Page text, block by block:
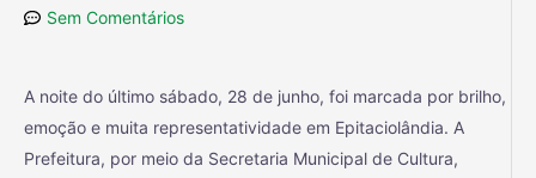
Sem Comentários
A noite do último sábado, 28 de junho, foi marcada por brilho,
emoção e muita representatividade em Epitaciolândia. A
Prefeitura, por meio da Secretaria Municipal de Cultura,